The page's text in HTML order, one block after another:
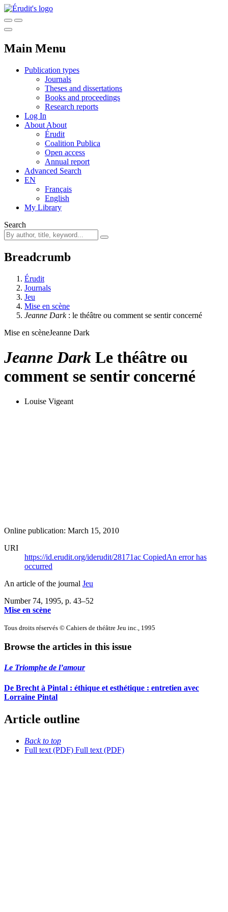
Main Menu
Publication types
Journals
Theses and dissertations
Books and proceedings
Research reports
Log In
About About
Érudit
Coalition Publica
Open access
Annual report
Advanced Search
EN
Français
English
My Library
Search
Breadcrumb
Érudit
Journals
Jeu
Mise en scène
Jeanne Dark: le théâtre ou comment se sentir concerné
Mise en scèneJeanne Dark
Jeanne Dark Le théâtre ou
comment se sentir concerné
Louise Vigeant
Online publication: March 15, 2010
URI
https://id.erudit.org/iderudit/28171ac CopiedAn error has
occurred
An article of the journal Jeu
Number 74, 1995, p. 43–52
Mise en scène
Tous droits réservés © Cahiers de théâtre Jeu inc., 1995
Browse the articles in this issue
Le Triomphe de l’amour
De Brecht à Pintal : éthique et esthétique : entretien avec
Lorraine Pintal
Article outline
Back to top
Full text (PDF) Full text (PDF)